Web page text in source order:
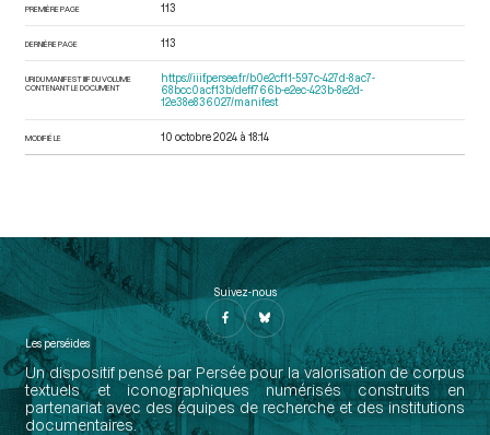
PREMIÈRE PAGE 113
DERNIÈRE PAGE 113
URI DU MANIFEST IIIF DU VOLUME
CONTENANT LE DOCUMENT
https://iiif.persee.fr/b0e2cf11-597c-427d-8ac7-
68bcc0acf13b/deff766b-e2ec-423b-8e2d-
12e38e836027/manifest
MODIFIÉ LE 10 octobre 2024 à 18:14
Suivez-nous
Les perséides
Un dispositif pensé par Persée pour la valorisation de corpus
textuels et iconographiques numérisés construits en
partenariat avec des équipes de recherche et des institutions
documentaires.